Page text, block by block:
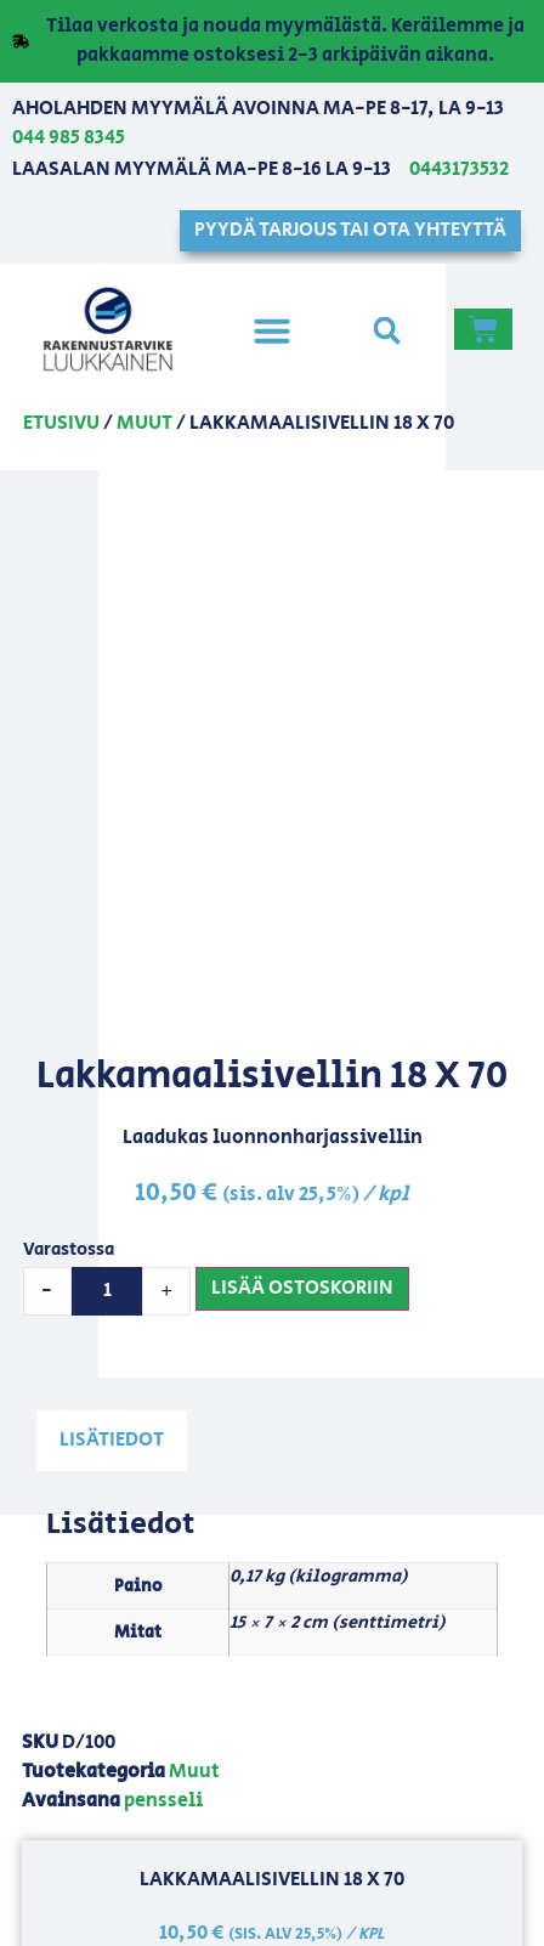
Tilaa verkosta ja nouda myymälästä. Keräilemme ja
pakkaamme ostoksesi 2-3 arkipäivän aikana.
AHOLAHDEN MYYMÄLÄ AVOINNA MA-PE 8-17, LA 9-13
044 985 8345
LAASALAN MYYMÄLÄ MA-PE 8-16 LA 9-13
0443173532
PYYDÄ TARJOUS TAI OTA YHTEYTTÄ
ETUSIVU/MUUT/ LAKKAMAALISIVELLIN 18 X 70
Lakkamaalisivellin 18 X 70
Laadukas luonnonharjassivellin
10,50€ (sis. alv 25,5%)/ kpl
Varastossa
- + LISÄÄ OSTOSKORIIN
LISÄTIEDOT
Lisätiedot
Paino 0,17 kg (kilogramma)
Mitat 15 × 7 × 2 cm (senttimetri)
SKUD/100
TuotekategoriaMuut
Avainsanapensseli
LAKKAMAALISIVELLIN 18 X 70
10,50€ (SIS. ALV 25,5%)/ KPL